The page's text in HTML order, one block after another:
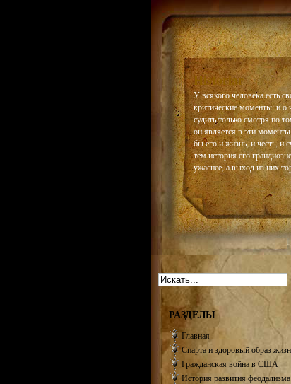
Historiar
У всякого человека есть
критические моменты: и
судить только смотря по
он является в эти
бы его и жизнь, и честь, и
тем история его
ужаснее, а выход из них
РАЗДЕЛЫ
Главная
Спарта и здоровый образ
Гражданская война в США
История развития феодализма